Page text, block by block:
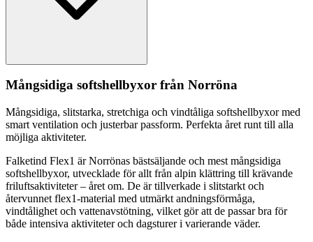
Mångsidiga softshellbyxor från Norröna
Mångsidiga, slitstarka, stretchiga och vindtåliga softshellbyxor med
smart ventilation och justerbarpassform. Perfekta året runt till alla
möjliga aktiviteter.
Falketind Flex1 är Norrönas bästsäljande och mest mångsidiga
softshellbyxor, utvecklade för allt från alpin klättring till krävande
friluftsaktiviteter – året om. De är tillverkade i slitstarkt och
återvunnet flex1-material med utmärkt andningsförmåga,
vindtålighet och vattenavstötning, vilket gör att de passar bra för
både intensiva aktiviteter och dagsturer i varierande väder.